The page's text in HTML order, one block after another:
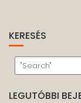
KERESÉS
LEGUTÓBBI